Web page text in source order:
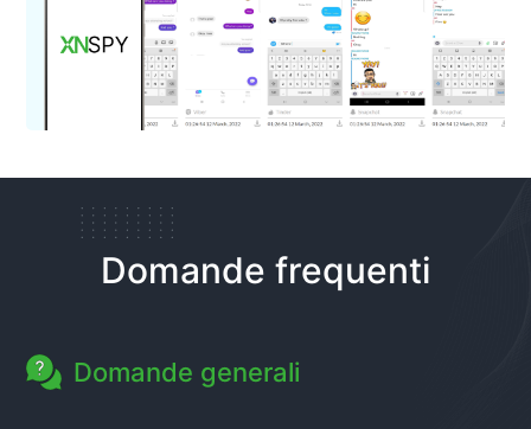
Domande frequenti
Domande generali